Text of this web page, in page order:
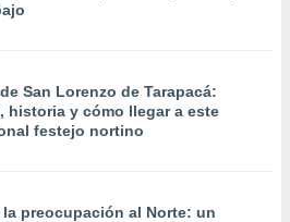
San Lorenzo de Tarapacá:
historia y cómo llegar a este
festejo nortino
la preocupación al Norte: un